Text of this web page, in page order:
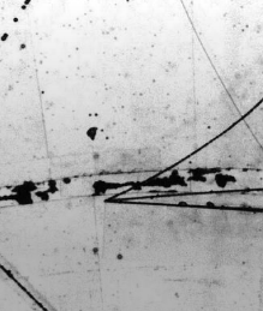
Skip
to
content